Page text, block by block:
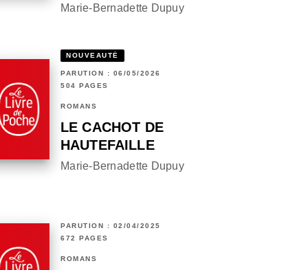
Marie-Bernadette Dupuy
NOUVEAUTÉ
PARUTION : 06/05/2026
504 PAGES
ROMANS
LE CACHOT DE
HAUTEFAILLE
Marie-Bernadette Dupuy
PARUTION : 02/04/2025
672 PAGES
ROMANS